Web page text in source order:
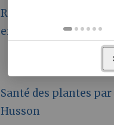
Résidus de
en Semis Direct -
Santé des plantes
Husson